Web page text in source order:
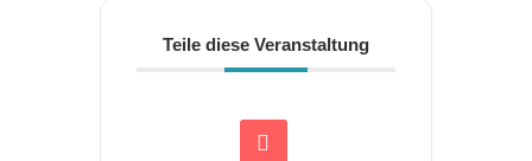
Teile diese Veranstaltung